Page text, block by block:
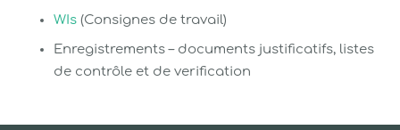
WIs (Consignes de travail)
Enregistrements – documents justificatifs, listes
de contrôle et de verification